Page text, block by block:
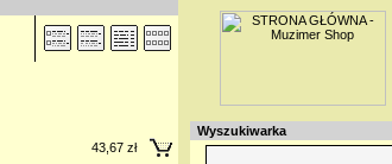
43,67 zł
Wyszukiwarka